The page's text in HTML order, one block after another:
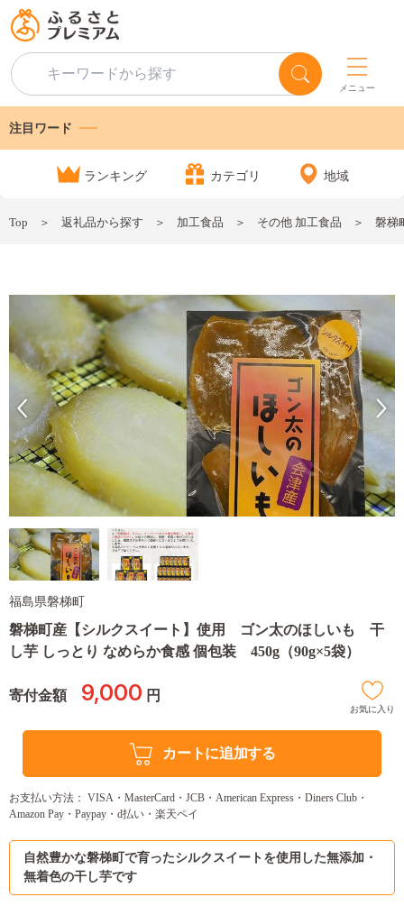
メニュー
注目ワード
ランキング カテゴリ 地域
Top 返礼品から探す 加工食品 その他 加工食品 磐梯
福島県磐梯町
磐梯町産【シルクスイート】使用 ゴン太のほしいも 干
し芋 しっとり なめらか食感 個包装 450g（90g×5袋）
寄付金額 9,000 円
お気に入り
カートに追加する
お支払い方法： VISA・MasterCard・JCB・American Express・Diners Club・
Amazon Pay・Paypay・d払い・楽天ペイ
自然豊かな磐梯町で育ったシルクスイートを使用した無添加・
無着色の干し芋です